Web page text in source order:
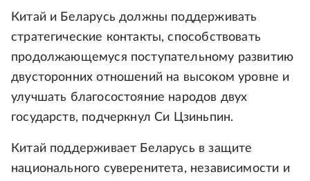
Китай и Беларусь должны поддерживать
стратегические контакты, способствовать
продолжающемуся поступательному развитию
двусторонних отношений на высоком уровне и
улучшать благосостояние народов двух
государств, подчеркнул Си Цзиньпин.
Китай поддерживает Беларусь в защите
национального суверенитета, независимости и